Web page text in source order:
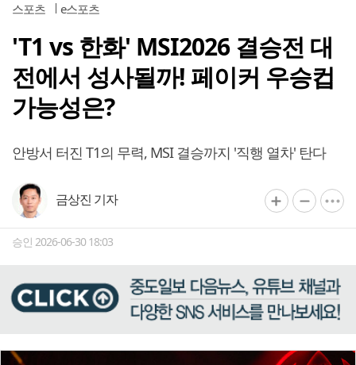
스포츠 e스포츠
'T1 vs 한화' MSI2026 결승전 대
전에서 성사될까! 페이커 우승컵
가능성은?
안방서 터진 T1의 무력, MSI 결승까지 '직행 열차' 탄다
금상진 기자
승인 2026-06-30 18:03